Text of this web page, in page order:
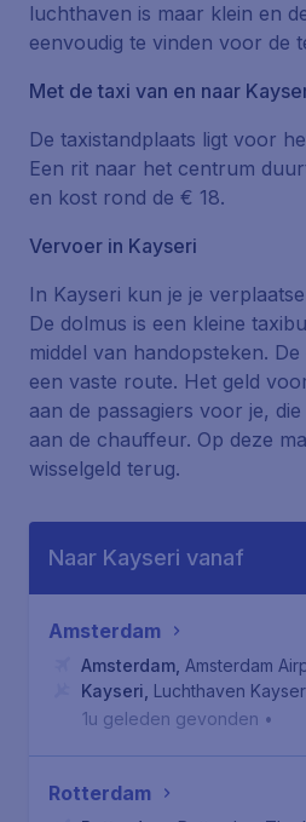
luchthaven is maar klein en
eenvoudig te vinden voor de
Met de taxi van en naar
De taxistandplaats ligt voor
Een rit naar het centrum
en kost rond de € 18.
Vervoer in Kayseri
In Kayseri kun je je
De dolmus is een kleine
middel van handopsteken.
een vaste route. Het geld
aan de passagiers voor je,
aan de chauffeur. Op deze
wisselgeld terug.
Naar Kayseri vanaf
Amsterdam
Amsterdam Amsterdam
Kayseri Luchthaven
1u geleden gevonden •
Rotterdam